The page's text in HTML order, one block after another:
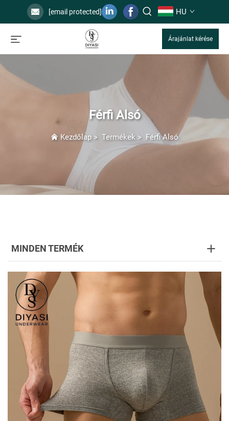
[email protected] HU
Árajánlat kérése
Férfi Alsó
Kezdőlap> Termékek > Férfi Alsó
MINDEN TERMÉK